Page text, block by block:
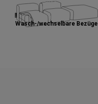
Wasch-/wechselbare Bezüge